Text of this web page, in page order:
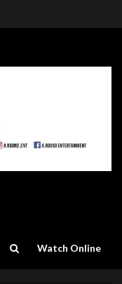
Watch Online